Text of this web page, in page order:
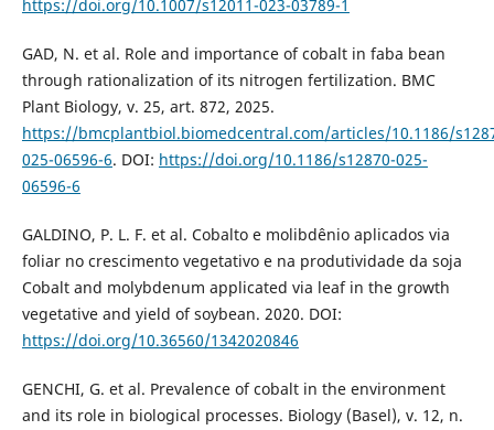
https://doi.org/10.1007/s12011-023-03789-1
GAD, N. et al. Role and importance of cobalt in faba bean
through rationalization of its nitrogen fertilization. BMC
Plant Biology, v. 25, art. 872, 2025.
https://bmcplantbiol.biomedcentral.com/articles/10.1186/
025-06596-6. DOI: https://doi.org/10.1186/s12870-025-
06596-6
GALDINO, P. L. F. et al. Cobalto e molibdênio aplicados via
foliar no crescimento vegetativo e na produtividade da soja
Cobalt and molybdenum applicated via leaf in the growth
vegetative and yield of soybean. 2020. DOI:
https://doi.org/10.36560/1342020846
GENCHI, G. et al. Prevalence of cobalt in the environment
and its role in biological processes. Biology (Basel), v. 12, n.